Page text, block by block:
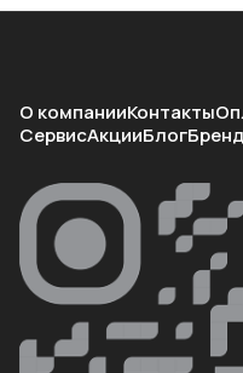
О компанииКонтакты
СервисАкцииБлог